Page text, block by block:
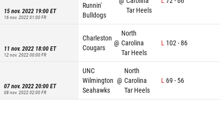
15 nov. 2022 19:00ET
16 nov. 2022 01:00FR
Runnin'
Bulldogs
Tar Heels
11 nov. 2022 18:00ET
12 nov. 2022 00:00FR
Charleston
Cougars
@
North
Carolina
Tar Heels
L 102-86
07 nov. 2022 20:00ET
08 nov. 2022 02:00FR
UNC
Wilmington
Seahawks
@
North
Carolina
Tar Heels
L 69 - 56